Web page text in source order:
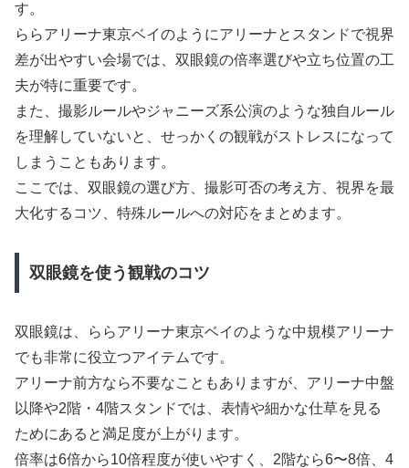
す。
ららアリーナ東京ベイのようにアリーナとスタンドで視界
差が出やすい会場では、双眼鏡の倍率選びや立ち位置の工
夫が特に重要です。
また、撮影ルールやジャニーズ系公演のような独自ルール
を理解していないと、せっかくの観戦がストレスになって
しまうこともあります。
ここでは、双眼鏡の選び方、撮影可否の考え方、視界を最
大化するコツ、特殊ルールへの対応をまとめます。
双眼鏡を使う観戦のコツ
双眼鏡は、ららアリーナ東京ベイのような中規模アリーナ
でも非常に役立つアイテムです。
アリーナ前方なら不要なこともありますが、アリーナ中盤
以降や2階・4階スタンドでは、表情や細かな仕草を見る
ためにあると満足度が上がります。
倍率は6倍から10倍程度が使いやすく、2階なら6〜8倍、4